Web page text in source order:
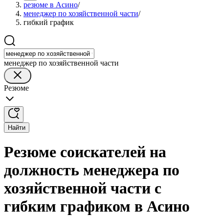
резюме в Асино/
менеджер по хозяйственной части/
гибкий график
менеджер по хозяйственной части
Резюме
Найти
Резюме соискателей на
должность менеджера по
хозяйственной части с
гибким графиком в Асино